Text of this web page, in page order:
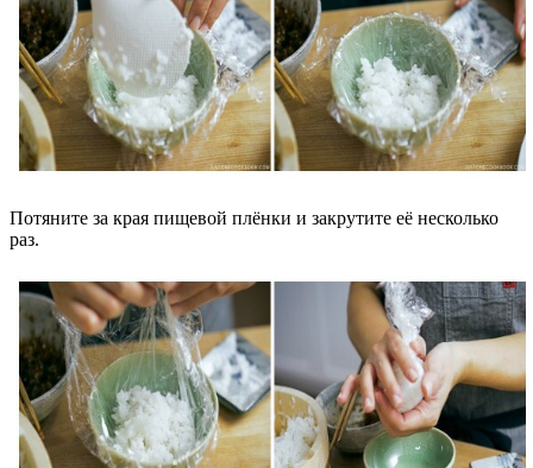
Потяните за края пищевой плёнки и закрутите её несколько
раз.